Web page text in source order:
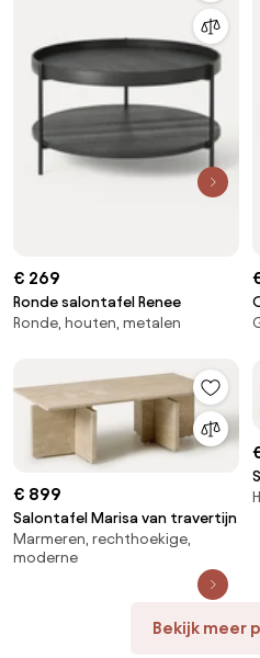
€ 269
Ronde salontafel Renee
Ronde, houten, metalen
€ 899
Salontafel Marisa van travertijn
Marmeren, rechthoekige,
moderne
Bekijk meer